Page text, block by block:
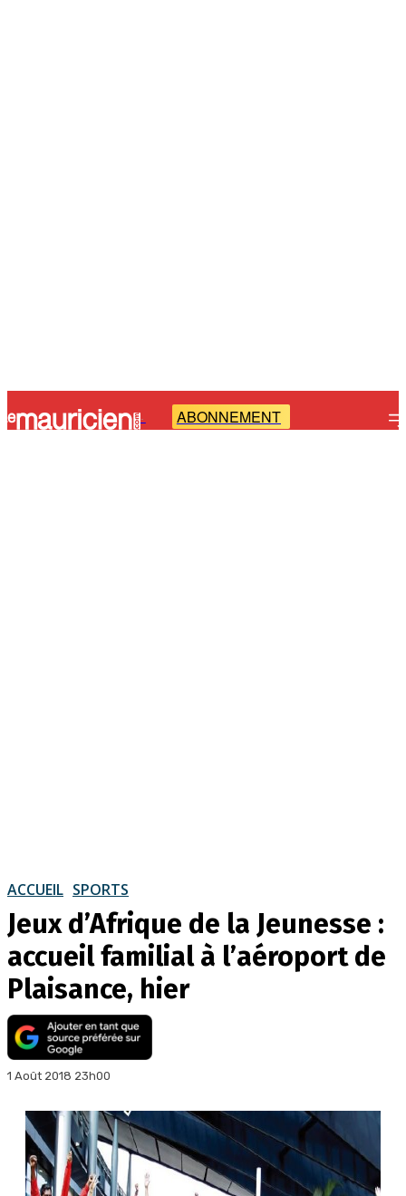
- ABONNEMENT
ACCUEIL SPORTS
Jeux d’Afrique de la Jeunesse :
accueil familial à l’aéroport de
Plaisance, hier
1 Août 2018 23h00